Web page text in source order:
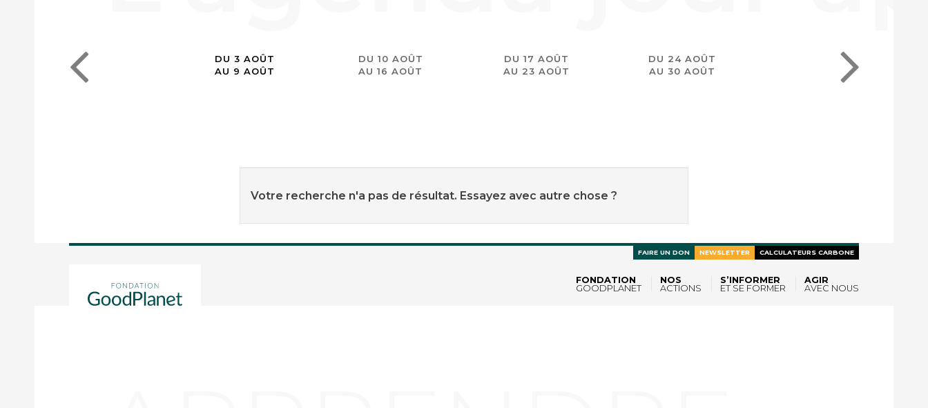
FONDATION
GOODPLANET
NOS
ACTIONS
S’INFORMER
ET SE FORMER
AGIR
AVEC NOUS
FAIRE UN DON NEWSLETTER CALCULATEURS CARBONE
DU 3 AOÛT
AU 9 AOÛT
DU 10 AOÛT
AU 16 AOÛT
DU 17 AOÛT
AU 23 AOÛT
DU 24 AOÛT
AU 30 AOÛT
Votre recherche n'a pas de résultat. Essayez avec autre chose ?